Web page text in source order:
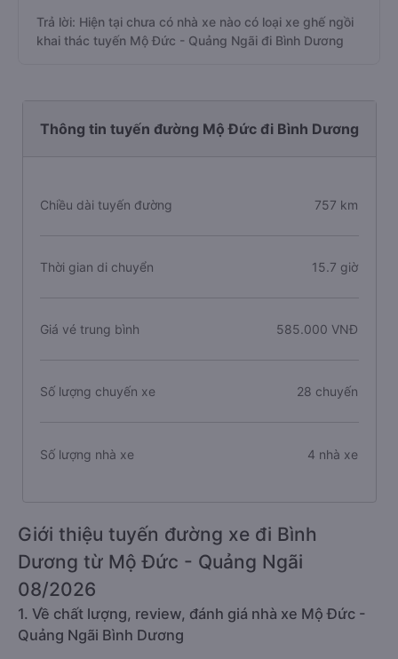
Trả lời: Hiện tại chưa có nhà xe nào có loại xe ghế ngồi
khai thác tuyến Mộ Đức - Quảng Ngãi đi Bình Dương
Thông tin tuyến đường Mộ Đức đi Bình Dương
Chiều dài tuyến đường 757 km
Thời gian di chuyển 15.7 giờ
Giá vé trung bình 585.000 VNĐ
Số lượng chuyến xe 28 chuyến
Số lượng nhà xe 4 nhà xe
Giới thiệu tuyến đường xe đi Bình
Dương từ Mộ Đức - Quảng Ngãi
08/2026
1. Về chất lượng, review, đánh giá nhà xe Mộ Đức -
Quảng Ngãi Bình Dương